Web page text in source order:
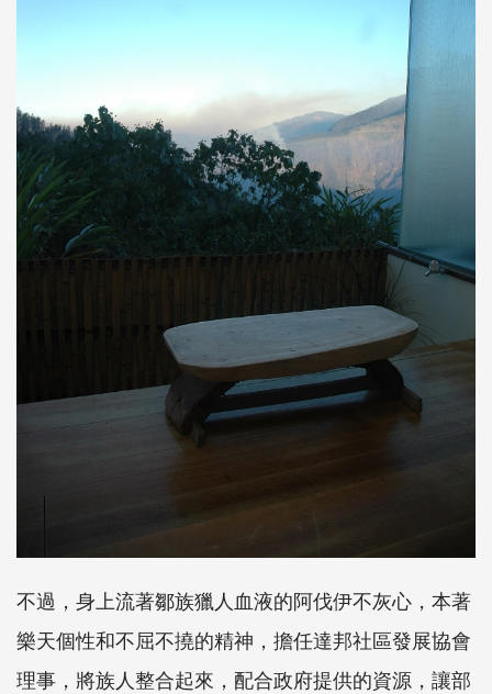
不過，身上流著鄒族獵人血液的阿伐伊不灰心，本著
樂天個性和不屈不撓的精神，擔任達邦社區發展協會
理事，將族人整合起來，配合政府提供的資源，讓部